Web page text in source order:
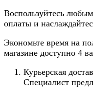
Воспользуйтесь
оплаты и
Экономьте время на
магазине доступно 4
Курьерская
Специалист